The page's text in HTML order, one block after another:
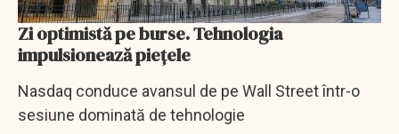
Zi optimistă pe burse. Tehnologia
impulsionează pieţele
Nasdaq conduce avansul de pe Wall Street într-o
sesiune dominată de tehnologie